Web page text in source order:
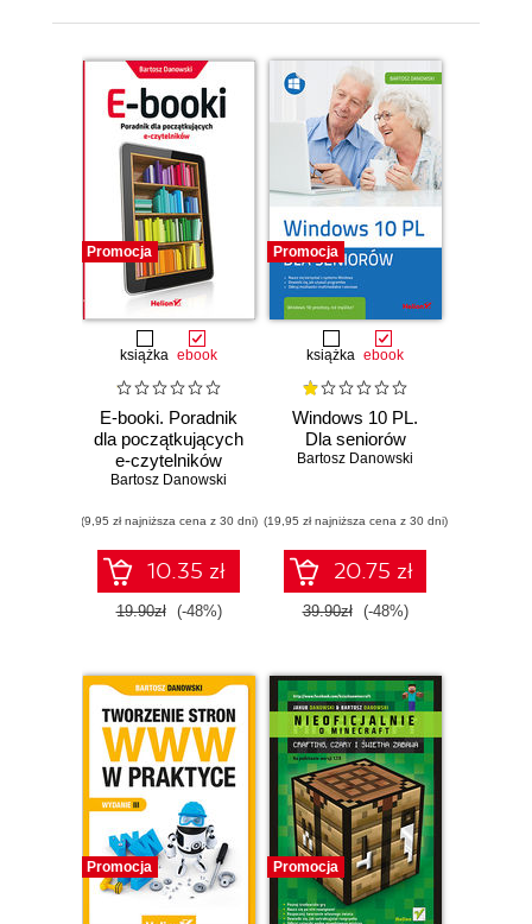
Promocja
książka ebook
E-booki. Poradnik
dla początkujących
e-czytelników
Bartosz Danowski
(9,95 zł najniższa cena z 30 dni)
10.35 zł
19.90zł (-48%)
Promocja
książka ebook
Windows 10 PL.
Dla seniorów
Bartosz Danowski
(19,95 zł najniższa cena z 30 dni)
20.75 zł
39.90zł (-48%)
Promocja Promocja